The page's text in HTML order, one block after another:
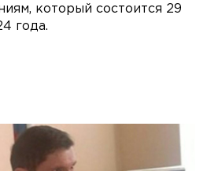
который состоится 29
года.